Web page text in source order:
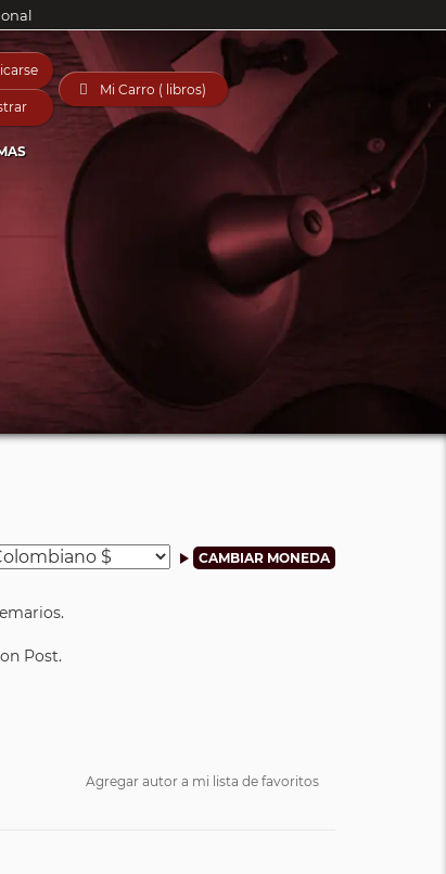
 Mi Carro ( libros)
Post.
Agregar autor a mi lista de favoritos